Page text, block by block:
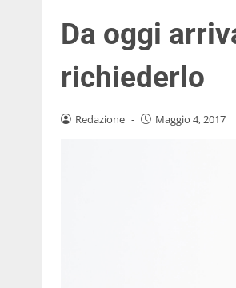
Da oggi
richiederlo
Redazione - Maggio 4, 2017